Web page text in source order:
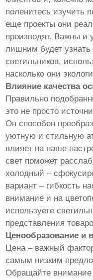
поленитесь изучить
еще проекты они
производят. Важны и
лишним будет узнать
светильников,
насколько они
Влияние качества
Правильно
это не просто
Он способен
уютную и стильную
влияет на наше
свет поможет
холодный –
вариант – гибкость
внимание и на
используете
представления
Ценообразование и
Цена – важный
самым низким
Обращайте внимание